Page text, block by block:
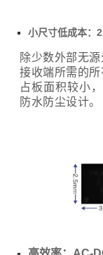
小尺寸低成本：
除少数外部无
接收端所需的所
占板面积较小
防水防尘设计。